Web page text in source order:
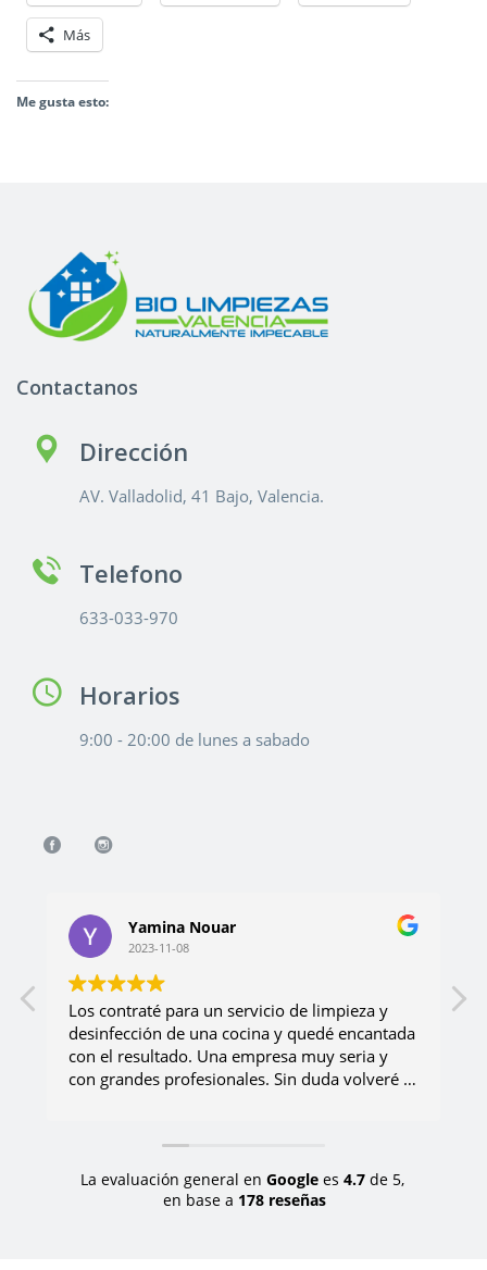
Más
Me gusta esto:
Contactanos
Dirección
AV. Valladolid, 41 Bajo, Valencia.
Telefono
633-033-970
Horarios
9:00 - 20:00 de lunes a sabado
Yamina Nouar
2023-11-08
Los contraté para un servicio de limpieza y
desinfección de una cocina y quedé encantada
con el resultado. Una empresa muy seria y
con grandes profesionales. Sin duda volveré a
La evaluación general en Google es 4.7 de 5,
en base a 178 reseñas